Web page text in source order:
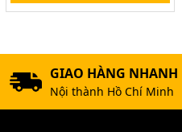
CODE:
GIAO HÀNG NHANH
Nội thành Hồ Chí Minh